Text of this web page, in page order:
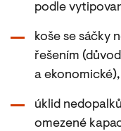
podle
koše se sáčky
řešením
a ekonomické),
úklid
omezené